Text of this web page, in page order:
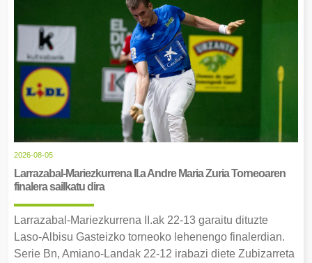
2026-08-05
Larrazabal-Mariezkurrena II.a Andre Maria Zuria Torneoaren
finalera sailkatu dira
Larrazabal-Mariezkurrena II.ak 22-13 garaitu dituzte
Laso-Albisu Gasteizko torneoko lehenengo finalerdian.
Serie Bn, Amiano-Landak 22-12 irabazi diete Zubizarreta